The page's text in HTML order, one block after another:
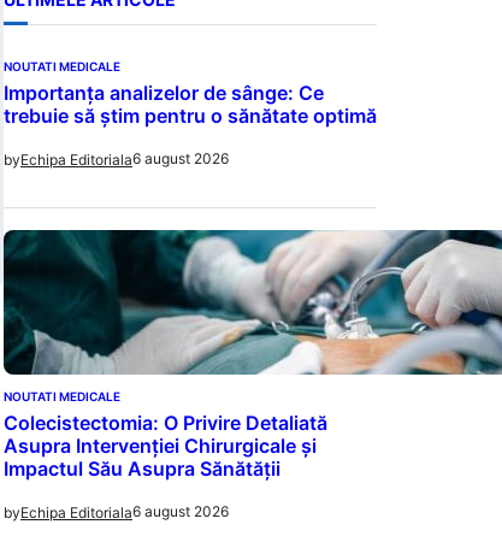
NOUTATI MEDICALE
Importanța analizelor de sânge: Ce
trebuie să știm pentru o sănătate optimă
byEchipa Editoriala6 august 2026
NOUTATI MEDICALE
Colecistectomia: O Privire Detaliată
Asupra Intervenției Chirurgicale și
Impactul Său Asupra Sănătății
byEchipa Editoriala6 august 2026